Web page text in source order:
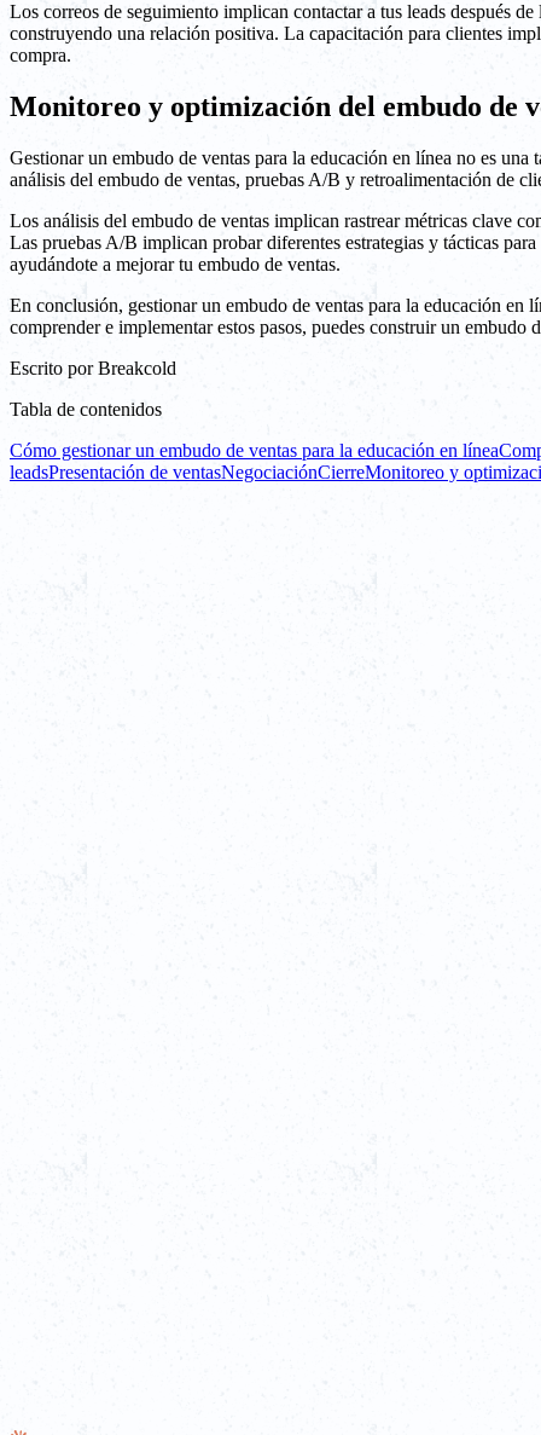
Los correos de seguimiento implican contactar a tus leads después
construyendo una relación positiva. La capacitación para clientes
compra.
Monitoreo y optimización del embudo de
Gestionar un embudo de ventas para la educación en línea no es
análisis del embudo de ventas, pruebas A/B y retroalimentación de
Los análisis del embudo de ventas implican rastrear métricas clave
Las pruebas A/B implican probar diferentes estrategias y tácticas
ayudándote a mejorar tu embudo de ventas.
En conclusión, gestionar un embudo de ventas para la educación en
comprender e implementar estos pasos, puedes construir un
Escrito por Breakcold
Tabla de contenidos
Cómo gestionar un embudo de ventas para la educación en línea
leadsPresentación de ventasNegociaciónCierreMonitoreo y